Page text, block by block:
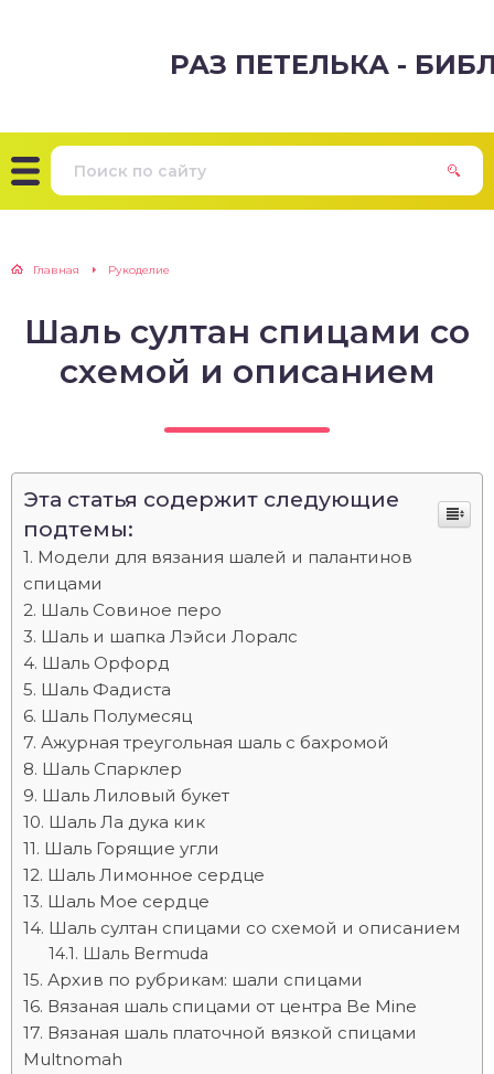
РАЗ ПЕТЕЛЬКА -
Главная Рукоделие
Шаль султан спицами со
схемой и описанием
Эта статья содержит следующие
подтемы:
Модели для вязания шалей и палантинов
спицами
Шаль Совиное перо
Шаль и шапка Лэйси Лоралс
Шаль Орфорд
Шаль Фадиста
Шаль Полумесяц
Ажурная треугольная шаль с бахромой
Шаль Спарклер
Шаль Лиловый букет
Шаль Ла дука кик
Шаль Горящие угли
Шаль Лимонное сердце
Шаль Мое сердце
Шаль султан спицами со схемой и описанием
Шаль Bermuda
Архив по рубрикам: шали спицами
Вязаная шаль спицами от центра Be Mine
Вязаная шаль платочной вязкой спицами
Multnomah